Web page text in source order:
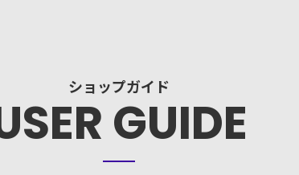
ショップガイド
GUIDE